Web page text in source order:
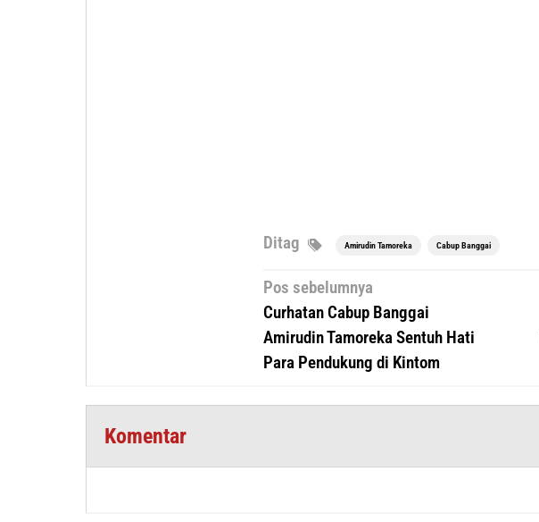
Ditag Amirudin Tamoreka Cabup Banggai
Navigasi
Pos sebelumnya
Curhatan Cabup Banggai
Amirudin Tamoreka Sentuh Hati
Para Pendukung di Kintom
Komentar